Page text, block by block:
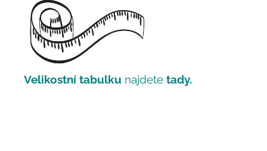
Velikostní tabulku najdete tady.